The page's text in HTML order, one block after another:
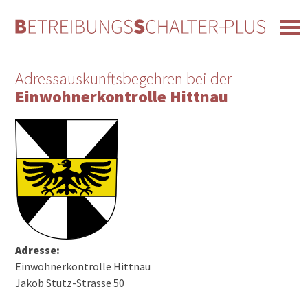
Adressauskunftsbegehren bei der
Einwohnerkontrolle Hittnau
Adresse:
Einwohnerkontrolle Hittnau
Jakob Stutz-Strasse 50